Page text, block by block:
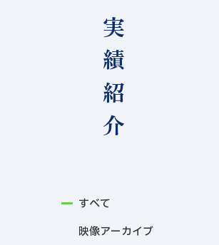
実績紹介
すべて
映像アーカイブ